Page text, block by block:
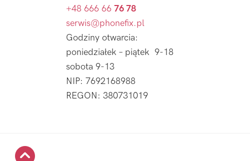
+48 666 66 76 78
serwis@phonefix.pl
Godziny otwarcia:
poniedziałek – piątek 9-18
sobota 9-13
NIP: 7692168988
REGON: 380731019